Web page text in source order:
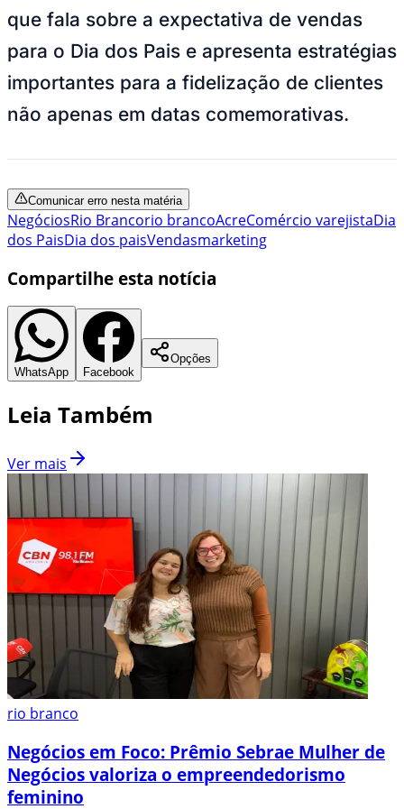
que fala sobre a expectativa de vendas
para o Dia dos Pais e apresenta estratégias
importantes para a fidelização de clientes
não apenas em datas comemorativas.
Comunicar erro nesta matéria
NegóciosRio Brancorio brancoAcreComércio varejistaDia
dos PaisDia dos paisVendasmarketing
Compartilhe esta notícia
WhatsApp Facebook
Opções
Leia Também
Ver mais
rio branco
Negócios em Foco: Prêmio Sebrae Mulher de
Negócios valoriza o empreendedorismo
feminino